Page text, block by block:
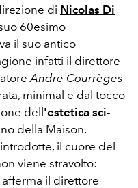
di Nicolas Di
60esimo
il suo antico
infatti il direttore
Andre Courrèges
minimal e dal tocco
dell 'estetica sci-
della Maison.
il cuore del
viene stravolto:
afferma il direttore